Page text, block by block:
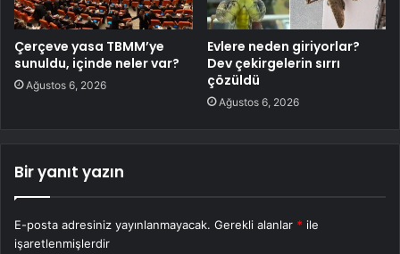
Çerçeve yasa TBMM’ye
sunuldu, içinde neler var?
Ağustos 6, 2026
Evlere neden giriyorlar?
Dev çekirgelerin sırrı
çözüldü
Ağustos 6, 2026
Bir yanıt yazın
E-posta adresiniz yayınlanmayacak. Gerekli alanlar * ile
işaretlenmişlerdir